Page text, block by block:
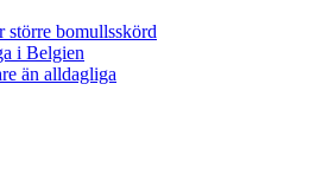
större bomullsskörd
i Belgien
än alldagliga